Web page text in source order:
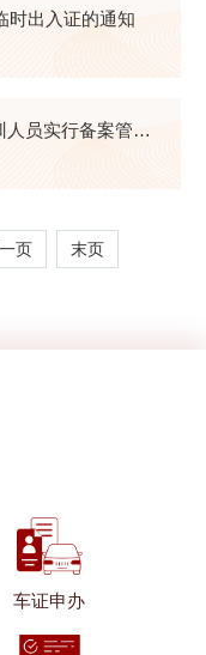
时出入证的通知
关于对校内办班和参加各类培训人员实行备案管理的规定（暂行）
页 末页
车证申办